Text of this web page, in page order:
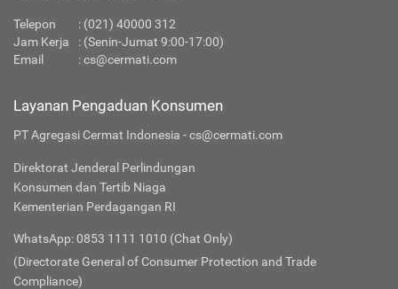
Telepon : (021) 40000 312
Jam Kerja
: (Senin-Jumat 9:00-17:00)
Email
:cs@cermati.com
Layanan Pengaduan Konsumen
PT Agregasi Cermat Indonesia - cs@cermati.com
Direktorat Jenderal Perlindungan
Konsumen dan Tertib Niaga
Kementerian Perdagangan RI
WhatsApp: 0853 1111 1010 (Chat Only)
(Directorate General of Consumer Protection and Trade
Compliance)